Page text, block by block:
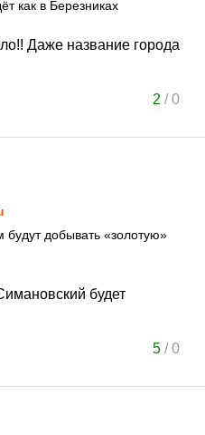
как в Березниках
Даже название города
2 /0
будут добывать «золотую»
будет
5/0